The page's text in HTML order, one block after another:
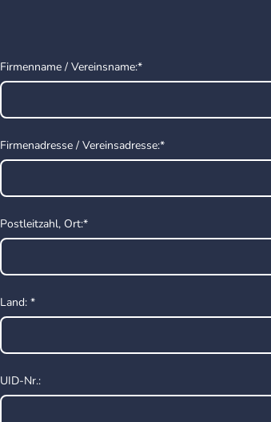
Firmenname / Vereinsname:*
Firmenadresse / Vereinsadresse:*
Postleitzahl, Ort:*
Land: *
UID-Nr.: